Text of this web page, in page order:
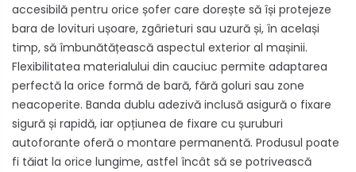
accesibilă pentru orice șofer care dorește să își protejeze
bara de lovituri ușoare, zgârieturi sau uzură și, în același
timp, să îmbunătățească aspectul exterior al mașinii.
Flexibilitatea materialului din cauciuc permite adaptarea
perfectă la orice formă de bară, fără goluri sau zone
neacoperite. Banda dublu adezivă inclusă asigură o fixare
sigură și rapidă, iar opțiunea de fixare cu șuruburi
autoforante oferă o montare permanentă. Produsul poate
fi tăiat la orice lungime, astfel încât să se potrivească